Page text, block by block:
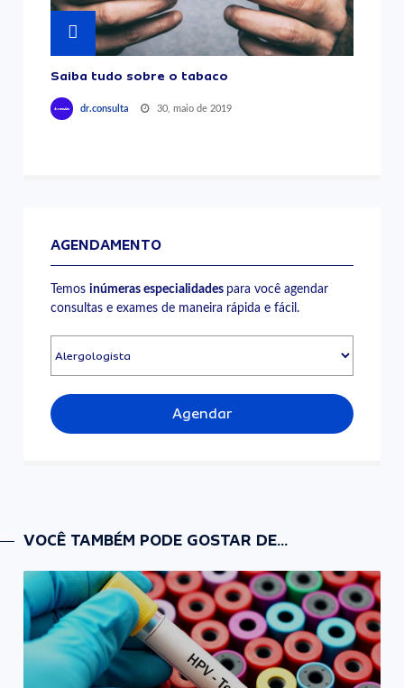
Saiba tudo sobre o tabaco
dr.consulta 30, maio de 2019
AGENDAMENTO
Temosinúmeras especialidades para você agendar
consultas e exames de maneira rápida e fácil.
Agendar
VOCÊ TAMBÉM PODE GOSTAR DE...